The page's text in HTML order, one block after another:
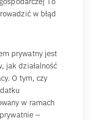
w błąd
prywatny jest
jak działalność
O tym, czy
w ramach
–